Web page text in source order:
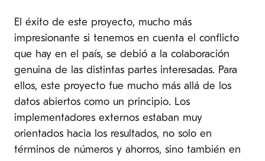
El éxito de este proyecto, mucho más
impresionante si tenemos en cuenta el conflicto
que hay en el país, se debió a la colaboración
genuina de las distintas partes interesadas. Para
ellos, este proyecto fue mucho más allá de los
datos abiertos como un principio. Los
implementadores externos estaban muy
orientados hacia los resultados, no solo en
términos de números y ahorros, sino también en